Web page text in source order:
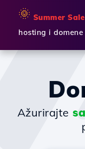
🌞 Summer Sale
hosting i domene
Ažurirajte